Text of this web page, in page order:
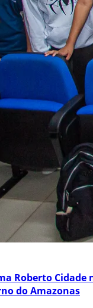
Roberto Cidade
do Amazonas